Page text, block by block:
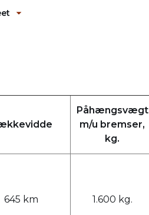
ud
Påhængsvægt
m/u bremser,
kg.
645 km 1.600 kg.